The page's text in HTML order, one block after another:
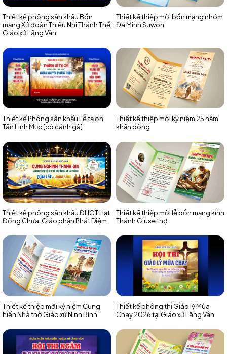
Thiết kế phông sân khấu Bổn
mạng Xứ đoàn Thiếu Nhi Thánh Thể
Giáo xứ Lãng Vân
Thiết kế thiệp mời bổn mạng nhóm
Đa Minh Suwon
Thiết kế Phông sân khấu Lễ tạ ơn
Tân Linh Mục [có cánh gà]
Thiết kế thiệp mời kỷ niệm 25 năm
khấn dòng
Thiết kế phông sân khấu ĐHGT Hạt
Đồng Chưa, Giáo phận Phát Diệm
Thiết kế thiệp mời lễ bổn mạng kính
Thánh Giuse thợ
Thiết kế thiệp mời kỷ niệm Cung
hiến Nhà thờ Giáo xứ Ninh Bình
Thiết kế phông thi Giáo lý Mùa
Chay 2026 tại Giáo xứ Lãng Vân